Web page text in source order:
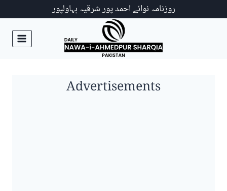
روزنامہ نوائے احمد پور شرقیہ بہاولپور
Advertisements